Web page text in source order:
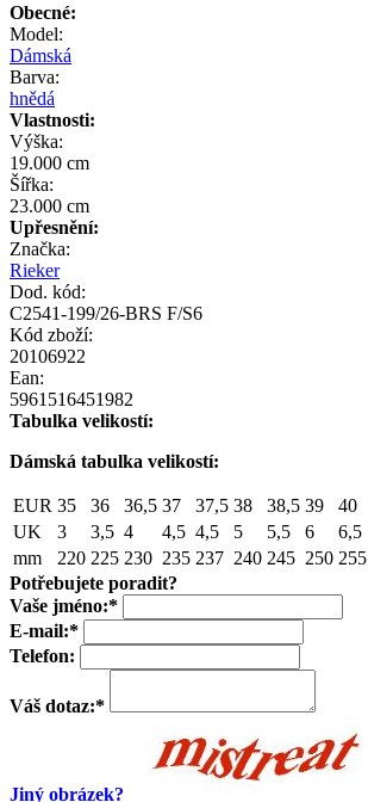
Obecné:
Model:
Dámská
Barva:
hnědá
Vlastnosti:
Výška:
19.000 cm
Šířka:
23.000 cm
Upřesnění:
Značka:
Rieker
Dod. kód:
C2541-199/26-BRS F/S6
Kód zboží:
20106922
Ean:
5961516451982
Tabulka velikostí:
Dámská tabulka velikostí:
EUR 35 36 36,5 37 37,5 38 38,5 39 40
UK
3 3,5 4 4,5 4,5 5 5,5 6 6,5
mm
220 225 230 235 237 240 245 250 255
Potřebujete poradit?
Vaše jméno:*
E-mail:*
Telefon:
Váš dotaz:*
Jiný obrázek?